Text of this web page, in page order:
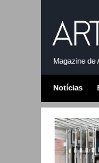
Magazine de
Notícias